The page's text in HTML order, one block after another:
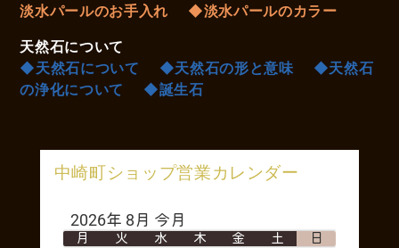
淡水パールのお手入れ
◆淡水パールのカラー
天然石について
◆天然石について
◆天然石の形と意味
◆天然石
の浄化について
◆誕生石
中崎町ショップ営業カレンダー